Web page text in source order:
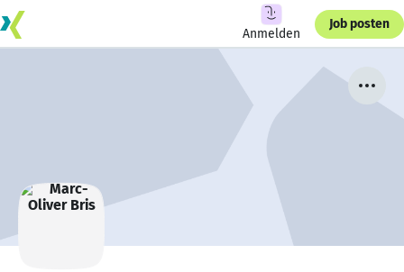
Anmelden
Job posten